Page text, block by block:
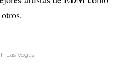
Las Vegas.